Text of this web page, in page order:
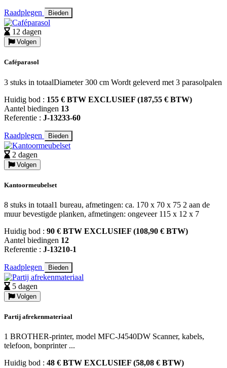
Raadplegen Bieden
12 dagen
Volgen
Caféparasol
3 stuks in totaalDiameter 300 cm Wordt geleverd met 3 parasolpalen
Huidig bod : 155 € BTW EXCLUSIEF (187,55 € BTW)
Aantel biedingen 13
Referentie : J-13233-60
Raadplegen Bieden
2 dagen
Volgen
Kantoormeubelset
8 stuks in totaal1 bureau, afmetingen: ca. 170 x 70 x 75 2 aan de
muur bevestigde planken, afmetingen: ongeveer 115 x 12 x 7
Huidig bod : 90 € BTW EXCLUSIEF (108,90 € BTW)
Aantel biedingen 12
Referentie : J-13210-1
Raadplegen Bieden
5 dagen
Volgen
Partij afrekenmateriaal
1 BROTHER-printer, model MFC-J4540DW Scanner, kabels,
telefoon, bonprinter ...
Huidig bod : 48 € BTW EXCLUSIEF (58,08 € BTW)